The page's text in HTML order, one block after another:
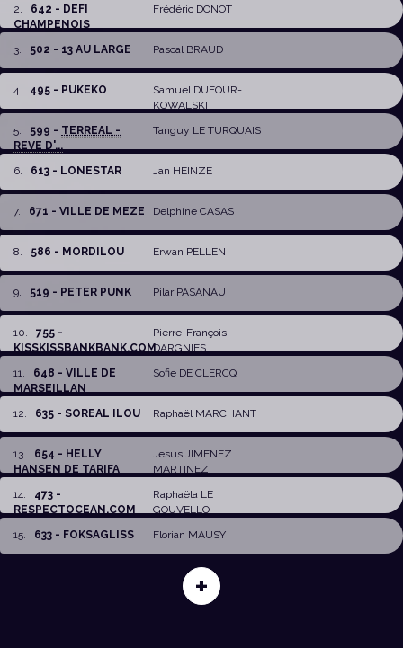
2
642 - DEFI
CHAMPENOIS
Frédéric DONOT
3 502 - 13 AU LARGE Pascal BRAUD
4 495 - PUKEKO
Samuel DUFOUR-
KOWALSKI
5
599 - TERREAL -
REVE D'...
Tanguy LE TURQUAIS
6 613 - LONESTAR Jan HEINZE
7. 671 - VILLE DE MEZE Delphine CASAS
8 586 - MORDILOU Erwan PELLEN
9 519 - PETER PUNK Pilar PASANAU
10
755 -
KISSKISSBANKBANK.COM
Pierre-François
DARGNIES
11
648 - VILLE DE
MARSEILLAN
Sofie DE CLERCQ
12 635 - SOREAL ILOU Raphaël MARCHANT
13
654 - HELLY
HANSEN DE TARIFA
Jesus JIMENEZ
MARTINEZ
14
473 -
RESPECTOCEAN.COM
Raphaëla LE
GOUVELLO
15
633 - FOKSAGLISS Florian MAUSY
+